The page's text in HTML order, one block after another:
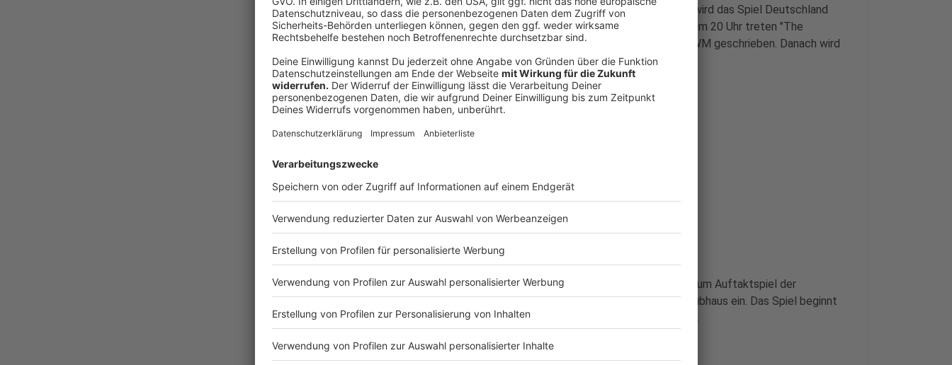
Im Biergarten vom Steveshof am Mühlenweg 55 in Krefeld-Hüls wird das Spiel Deutschland
vs. Elfenbeinküste übertragen. Der Biergarten öffnet um 17 Uhr. Um 20 Uhr treten "The
Germannis" auf - die beiden Hülser haben ihren eigenen Song zur WM geschrieben. Danach wird
um 22 Uhr das Spiel übertragen.
Anzeige
Kreis Viersen
Anzeige
Viersen: VTHC
Anzeige
DerVTHC - Viersener Tennis- und Hockeyclub 1896 e. V.
lädt zum Auftaktspiel der
deutschen Nationalmannschaft gegen Curaçao am 14. Juni ins Clubhaus ein. Das Spiel beginnt
um 19 Uhr. Der Eintritt ist frei. Für Essen und Getränke ist gesorgt.
Anzeige